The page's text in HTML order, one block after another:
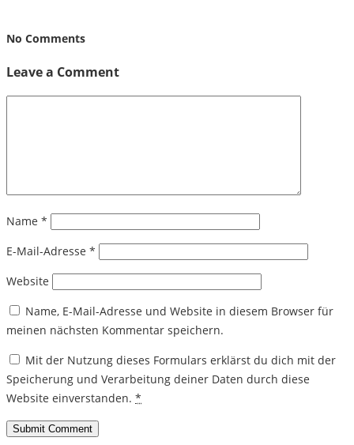
No Comments
Leave a Comment
Name *
E-Mail-Adresse *
Website
Name, E-Mail-Adresse und Website in diesem Browser für
meinen nächsten Kommentar speichern.
Mit der Nutzung dieses Formulars erklärst du dich mit der
Speicherung und Verarbeitung deiner Daten durch diese
Website einverstanden. *